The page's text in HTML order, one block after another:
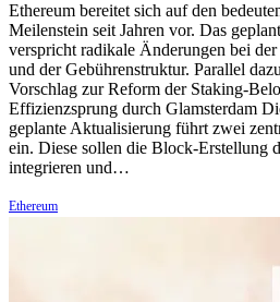
Ethereum bereitet sich auf den
Meilenstein seit Jahren vor. Das
verspricht radikale Änderungen bei
und der Gebührenstruktur. Parallel
Vorschlag zur Reform der Staking-
Effizienzsprung durch Glamsterdam
geplante Aktualisierung führt zwei
ein. Diese sollen die Block-Erstellung
integrieren und…
Ethereum